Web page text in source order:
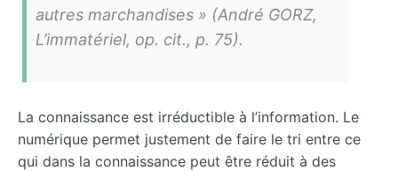
autres marchandises » (André GORZ,
L’immatériel, op. cit., p. 75).
La connaissance est irréductible à l’information. Le
numérique permet justement de faire le tri entre ce
qui dans la connaissance peut être réduit à des